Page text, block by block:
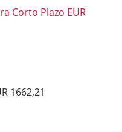
Corto Plazo EUR
1662,21